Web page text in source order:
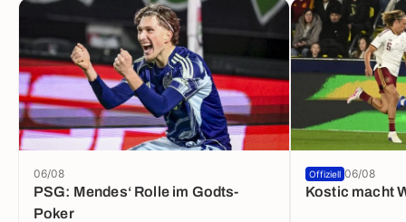
PSG: Mendes‘ Rolle im Godts-
Poker
06/08
Kostic macht
Offiziell 06/08